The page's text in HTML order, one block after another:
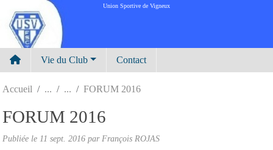
Union Sportive de Vigneux
Vie du Club Contact
Accueil FORUM 2016
FORUM 2016
Publiée le 11 sept. 2016 par François ROJAS
Panneau de gestion des cookies